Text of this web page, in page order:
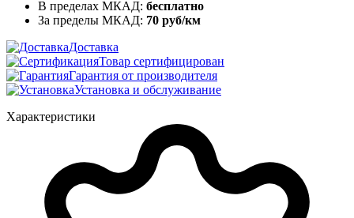
В пределах МКАД: бесплатно
За пределы МКАД: 70 руб/км
Доставка
Товар сертифицирован
Гарантия от производителя
Установка и обслуживание
Характеристики